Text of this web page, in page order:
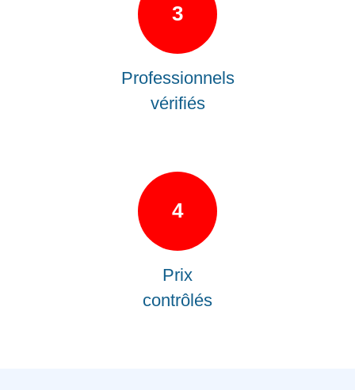
3
Professionnels
vérifiés
4
Prix
contrôlés